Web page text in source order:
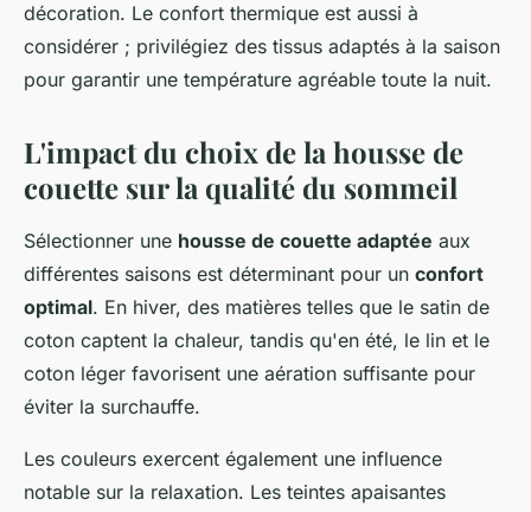
décoration. Le confort thermique est aussi à
considérer ; privilégiez des tissus adaptés à la saison
pour garantir une température agréable toute la nuit.
L'impact du choix de la housse de
couette sur la qualité du sommeil
Sélectionner une housse de couette adaptée aux
différentes saisons est déterminant pour un confort
optimal. En hiver, des matières telles que le satin de
coton captent la chaleur, tandis qu'en été, le lin et le
coton léger favorisent une aération suffisante pour
éviter la surchauffe.
Les couleurs exercent également une influence
notable sur la relaxation. Les teintes apaisantes